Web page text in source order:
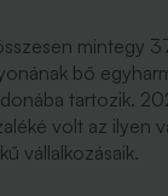
mintegy
bő
tartozik.
volt az ilyen
vállalkozásaik.